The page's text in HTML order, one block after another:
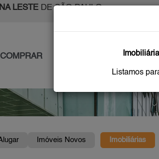
LESTEDE SÃO PAULO
COMPRAR IMÓVEIS
Imóveis Novos Imobiliárias
Listamos